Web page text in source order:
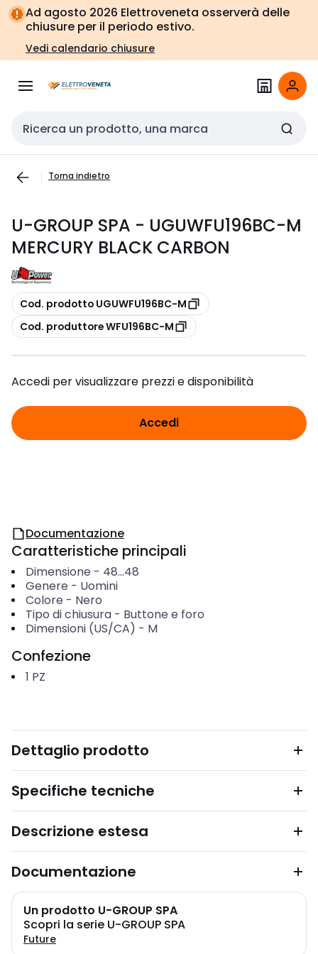
Vai alla
navigazione
Vai
alla
pagina
Ad agosto 2026 Elettroveneta osserverà delle
chiusure per il periodo estivo.
Vedi calendario chiusure
Cerca input
Torna indietro
U-GROUP SPA - UGUWFU196BC-M
MERCURY BLACK CARBON
copia
Cod. prodotto UGUWFU196BC-M
copia
Cod. produttore WFU196BC-M
Accedi per visualizzare prezzi e disponibilità
Accedi
Documentazione
Caratteristiche principali
Dimensione - 48...48
Genere - Uomini
Colore - Nero
Tipo di chiusura- Buttone e foro
Dimensioni (US/CA) - M
Confezione
1 PZ
Dettaglio prodotto
Specifiche tecniche
Descrizione estesa
Documentazione
Un prodotto U-GROUP SPA
Scopri la serie U-GROUP SPA
Future